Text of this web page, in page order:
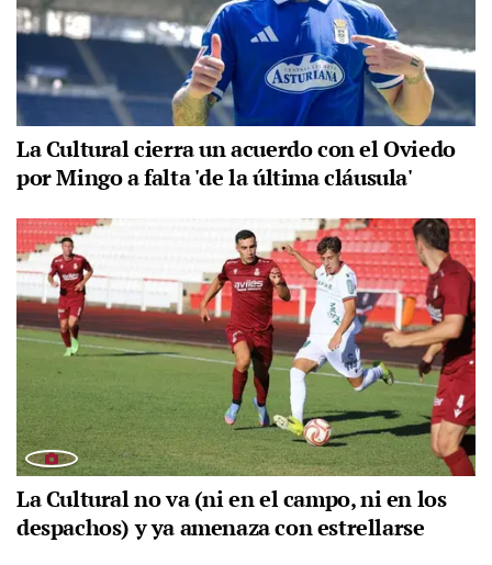
La Cultural cierra un acuerdo con el Oviedo
por Mingo a falta 'de la última cláusula'
La Cultural no va (ni en el campo, ni en los
despachos) y ya amenaza con estrellarse